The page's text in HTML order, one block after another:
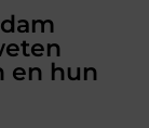
en hun